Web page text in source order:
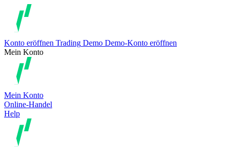
Konto eröffnen Trading Demo Demo-Konto eröffnen
Mein Konto
Mein Konto
Online-Handel
Help